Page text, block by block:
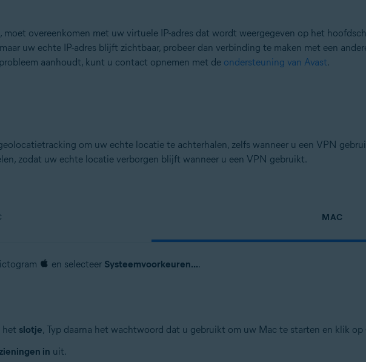
overeenkomen met uw virtuele IP-adres dat wordt weergegeven op het
uw echte IP-adres blijft zichtbaar, probeer dan verbinding te maken met een
aanhoudt, kunt u contact opnemen met de ondersteuning van Avast.
om uw echte locatie te achterhalen, zelfs wanneer u een VPN
zodat uw echte locatie verborgen blijft wanneer u een VPN gebruikt.
MAC
en selecteer Systeemvoorkeuren....
het slotje, Typ daarna het wachtwoord dat u gebruikt om uw Mac te starten en klik op
in uit.